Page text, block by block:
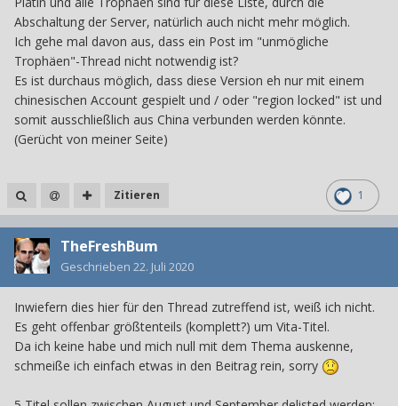
Abschaltung der Server, natürlich auch nicht mehr möglich.
Ich gehe mal davon aus, dass ein Post im "unmögliche
Trophäen"-Thread nicht notwendig ist?
Es ist durchaus möglich, dass diese Version eh nur mit einem
chinesischen Account gespielt und / oder "region locked" ist und
somit ausschließlich aus China verbunden werden könnte.
(Gerücht von meiner Seite)
1
Zitieren
TheFreshBum
Geschrieben 22. Juli 2020
Inwiefern dies hier für den Thread zutreffend ist, weiß ich nicht.
Es geht offenbar größtenteils (komplett?) um Vita-Titel.
Da ich keine habe und mich null mit dem Thema auskenne,
schmeiße ich einfach etwas in den Beitrag rein, sorry